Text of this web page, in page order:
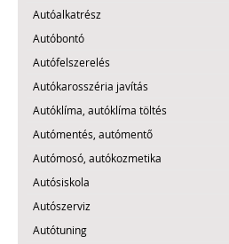
Autóalkatrész
Autóbontó
Autófelszerelés
Autókarosszéria javítás
Autóklíma, autóklíma töltés
Autómentés, autómentő
Autómosó, autókozmetika
Autósiskola
Autószerviz
Autótuning